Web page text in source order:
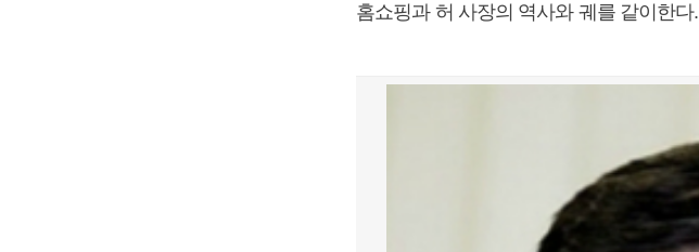
홈쇼핑과 허 사장의 역사와 궤를 같이한다.